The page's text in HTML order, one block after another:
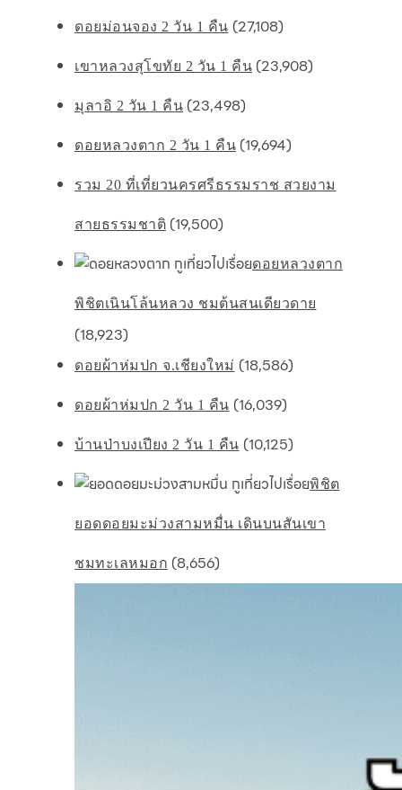
ดอยม่อนจอง 2 วัน 1 คืน (27,108)
เขาหลวงสุโขทัย 2 วัน 1 คืน (23,908)
มุลาอิ 2 วัน 1 คืน (23,498)
ดอยหลวงตาก 2 วัน 1 คืน (19,694)
รวม 20 ที่เที่ยวนครศรีธรรมราช สวยงาม
สายธรรมชาติ (19,500)
ดอยหลวงตาก
พิชิตเนินโล้นหลวง ชมต้นสนเดียวดาย
(18,923)
ดอยผ้าห่มปก จ.เชียงใหม่ (18,586)
ดอยผ้าห่มปก 2 วัน 1 คืน (16,039)
บ้านป่าบงเปียง 2 วัน 1 คืน (10,125)
พิชิต
ยอดดอยมะม่วงสามหมื่น เดินบนสันเขา
ชมทะเลหมอก (8,656)